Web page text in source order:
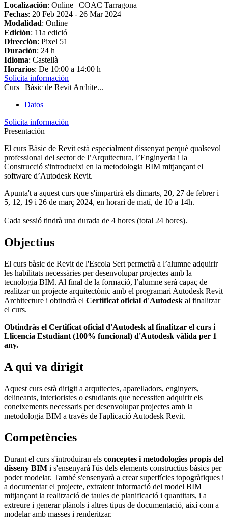
Localización: Online | COAC Tarragona
Fechas: 20 Feb 2024 - 26 Mar 2024
Modalidad: Online
Edición: 11a edició
Dirección: Pixel 51
Duración: 24 h
Idioma: Castellà
Horarios: De 10:00 a 14:00 h
Solicita información
Curs | Bàsic de Revit Archite...
Datos
Solicita información
Presentación
El curs Bàsic de Revit està especialment dissenyat perquè qualsevol
professional del sector de l’Arquitectura, l’Enginyeria i la
Construcció s'introdueixi en la metodologia BIM mitjançant el
software d’Autodesk Revit.
Apunta't a aquest curs que s'impartirà els dimarts, 20, 27 de febrer i
5, 12, 19 i 26 de març 2024, en horari de matí, de 10 a 14h.
Cada sessió tindrà una durada de 4 hores (total 24 hores).
Objectius
El curs bàsic de Revit de l'Escola Sert permetrà a l’alumne adquirir
les habilitats necessàries per desenvolupar projectes amb la
tecnologia BIM. Al final de la formació, l’alumne serà capaç de
realitzar un projecte arquitectònic amb el programari Autodesk Revit
Architecture i obtindrà el Certificat oficial d'Autodesk al finalitzar
el curs.
Obtindràs el Certificat oficial d'Autodesk al finalitzar el curs i
Llicencia Estudiant (100% funcional) d'Autodesk vàlida per 1
any.
A qui va dirigit
Aquest curs està dirigit a arquitectes, aparelladors, enginyers,
delineants, interioristes o estudiants que necessiten adquirir els
coneixements necessaris per desenvolupar projectes amb la
metodologia BIM a través de l'aplicació Autodesk Revit.
Competències
Durant el curs s'introduiran els conceptes i metodologies propis del
disseny BIM i s'ensenyarà l'ús dels elements constructius bàsics per
poder modelar. També s'ensenyarà a crear superfícies topogràfiques i
a documentar el projecte, extraient informació del model BIM
mitjançant la realització de taules de planificació i quantitats, i a
extreure i generar plànols i altres tipus de documentació, així com a
modelar amb masses i renderitzar.